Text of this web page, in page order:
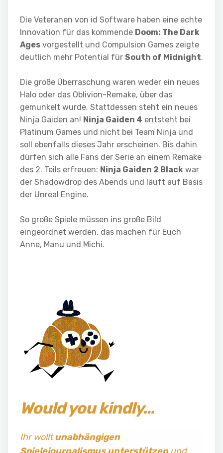
Die Veteranen von id Software haben eine echte
Innovation für das kommende Doom: The Dark
Ages vorgestellt und Compulsion Games zeigte
deutlich mehr Potential für South of Midnight.
Die große Überraschung waren weder ein neues
Halo oder das Oblivion-Remake, über das
gemunkelt wurde. Stattdessen steht ein neues
Ninja Gaiden an! Ninja Gaiden 4 entsteht bei
Platinum Games und nicht bei Team Ninja und
soll ebenfalls dieses Jahr erscheinen. Bis dahin
dürfen sich alle Fans der Serie an einem Remake
des 2. Teils erfreuen: Ninja Gaiden 2 Black war
der Shadowdrop des Abends und läuft auf Basis
der Unreal Engine.
So große Spiele müssen ins große Bild
eingeordnet werden, das machen für Euch
Anne, Manu und Michi.
Would you kindly…
Ihr wolltunabhängigen